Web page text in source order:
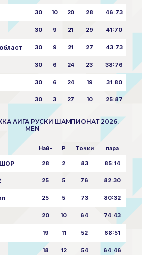
30 10 20 28 46:73
30 9 21 29 41:70
30 9 21 27 43:73
30 6 24 23 38:76
30 6 24 19 31:80
30 3 27 10 25:87
ЛИГА РУСКИ ШАМПИОНАТ 2026.
MEN
Най- P Точки пара
28 2 83 85:14
25 5 76 82:30
25 5 73 80:32
20 10 64 74:43
19 11 52 68:51
18 12 54 64:46